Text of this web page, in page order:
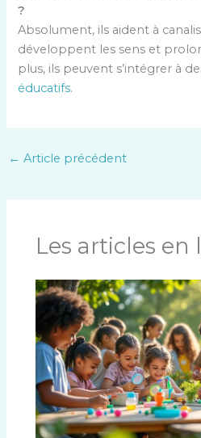
?
Absolument, ils aident à
développent les sens et
plus, ils peuvent s’intégrer à
éducatifs.
← Article précédent
Les articles en